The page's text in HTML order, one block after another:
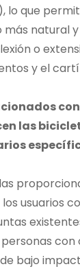
que
más natural
o
y el
las
usuarios
bajo